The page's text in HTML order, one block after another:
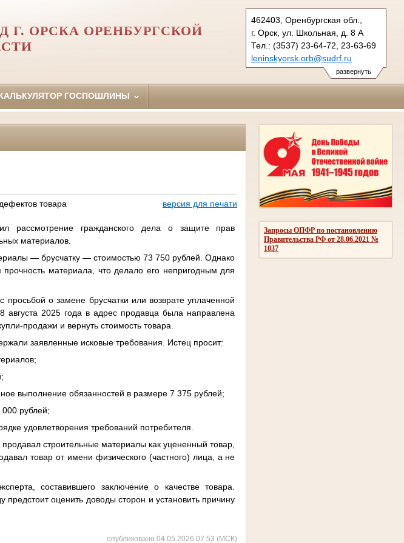
развернуть
462403, Оренбургская обл.,
г. Орск, ул. Школьная, д. 8 А
Тел.: (3537) 23-64-72, 23-63-69
leninskyorsk.orb@sudrf.ru
ОРСКА ОРЕНБУРГСКОЙ
ГОСПОШЛИНЫ
Запросы ОПФР по постановлению
Правительства РФ от 28.06.2021 №
1037
товара
версия для печати
рассмотрение гражданского дела о защите прав
материалов.
— брусчатку — стоимостью 73 750 рублей. Однако
материала, что делало его непригодным для
о замене брусчатки или возврате уплаченной
2025 года в адрес продавца была направлена
продажи и вернуть стоимость товара.
заявленные исковые требования. Истец просит:
выполнение обязанностей в размере 7 375 рублей;
рублей;
удовлетворения требований потребителя.
строительные материалы как уцененный товар,
товар от имени физического (частного) лица, а не
составившего заключение о качестве товара.
оценить доводы сторон и установить причину
опубликовано 04.05.2026 07:53 (МСК)